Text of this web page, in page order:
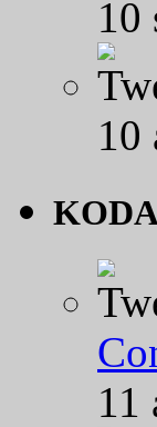
10
10
11